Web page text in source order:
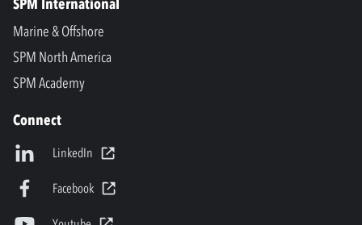
SPM International
Marine & Offshore
SPM North America
SPM Academy
Connect
LinkedIn
Facebook